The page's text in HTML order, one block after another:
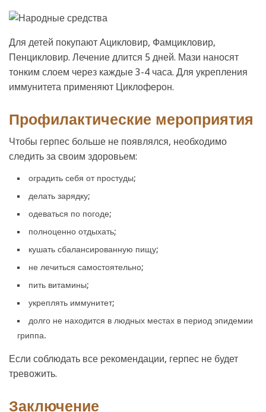
Для детей покупают Ацикловир, Фамцикловир,
Пенцикловир. Лечение длится 5 дней. Мази наносят
тонким слоем через каждые 3-4 часа. Для укрепления
иммунитета применяют Циклоферон.
Профилактические мероприятия
Чтобы герпес больше не появлялся, необходимо
следить за своим здоровьем:
оградить себя от простуды;
делать зарядку;
одеваться по погоде;
полноценно отдыхать;
кушать сбалансированную пищу;
не лечиться самостоятельно;
пить витамины;
укреплять иммунитет;
долго не находится в людных местах в период эпидемии
гриппа.
Если соблюдать все рекомендации, герпес не будет
тревожить.
Заключение